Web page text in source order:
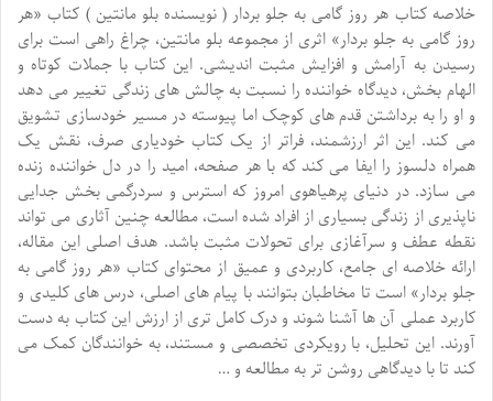
خلاصه کتاب هر روز گامی به جلو بردار ( نویسنده بلو مانتین ) کتاب «هر
روز گامی به جلو بردار» اثری از مجموعه بلو مانتین، چراغ راهی است برای
رسیدن به آرامش و افزایش مثبت اندیشی. این کتاب با جملات کوتاه و
الهام بخش، دیدگاه خواننده را نسبت به چالش های زندگی تغییر می دهد
و او را به برداشتن قدم های کوچک اما پیوسته در مسیر خودسازی تشویق
می کند. این اثر ارزشمند، فراتر از یک کتاب خودیاری صرف، نقش یک
همراه دلسوز را ایفا می کند که با هر صفحه، امید را در دل خواننده زنده
می سازد. در دنیای پرهیاهوی امروز که استرس و سردرگمی بخش جدایی
ناپذیری از زندگی بسیاری از افراد شده است، مطالعه چنین آثاری می تواند
نقطه عطف و سرآغازی برای تحولات مثبت باشد. هدف اصلی این مقاله،
ارائه خلاصه ای جامع، کاربردی و عمیق از محتوای کتاب «هر روز گامی به
جلو بردار» است تا مخاطبان بتوانند با پیام های اصلی، درس های کلیدی و
کاربرد عملی آن ها آشنا شوند و درک کامل تری از ارزش این کتاب به دست
آورند. این تحلیل، با رویکردی تخصصی و مستند، به خوانندگان کمک می
کند تا با دیدگاهی روشن تر به مطالعه و …